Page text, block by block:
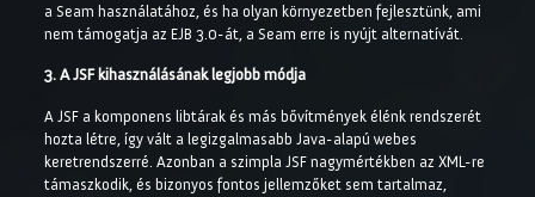
a Seam használatához, és ha olyan környezetben fejlesztünk, ami
nem támogatja az EJB 3.0-át, a Seam erre is nyújt alternatívát.
3. A JSF kihasználásának legjobb módja
A JSF a komponens libtárak és más bővítmények élénk rendszerét
hozta létre, így vált a legizgalmasabb Java-alapú webes
keretrendszerré. Azonban a szimpla JSF nagymértékben az XML-re
támaszkodik, és bizonyos fontos jellemzőket sem tartalmaz,